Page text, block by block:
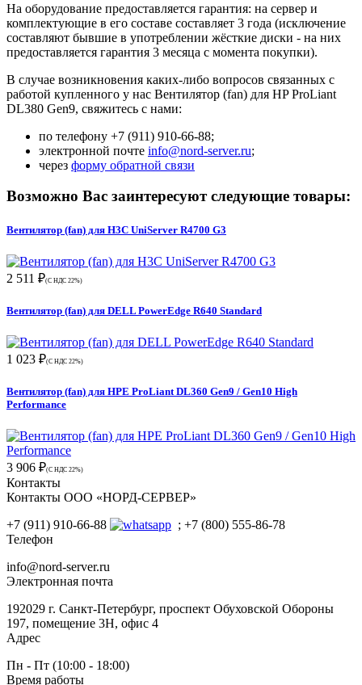
На оборудование предоставляется гарантия: на сервер и
комплектующие в его составе составляет 3 года (исключение
составляют бывшие в употреблении жёсткие диски - на них
предоставляется гарантия 3 месяца с момента покупки).
В случае возникновения каких-либо вопросов связанных с
работой купленного у нас Вентилятор (fan) для HP ProLiant
DL380 Gen9, свяжитесь с нами:
по телефону +7 (911) 910-66-88;
электронной почте info@nord-server.ru;
через форму обратной связи
Возможно Вас заинтересуют следующие товары:
Вентилятор (fan) для H3C UniServer R4700 G3
2 511 ₽(С НДС 22%)
Вентилятор (fan) для DELL PowerEdge R640 Standard
1 023 ₽(С НДС 22%)
Вентилятор (fan) для HPE ProLiant DL360 Gen9 / Gen10 High
Performance
3 906 ₽(С НДС 22%)
Контакты
Контакты ООО «НОРД-СЕРВЕР»
+7 (911) 910-66-88
; +7 (800) 555-86-78
Телефон
info@nord-server.ru
Электронная почта
192029 г. Санкт-Петербург, проспект Обуховской Обороны
197, помещение 3Н, офис 4
Адрес
Пн - Пт (10:00 - 18:00)
Время работы